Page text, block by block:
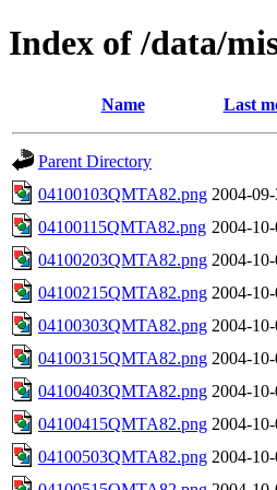
Index of /data/
Name Last
Parent Directory
04100103QMTA82.png 2004-
04100115QMTA82.png 2004-
04100203QMTA82.png 2004-
04100215QMTA82.png 2004-
04100303QMTA82.png 2004-
04100315QMTA82.png 2004-
04100403QMTA82.png 2004-
04100415QMTA82.png 2004-
04100503QMTA82.png 2004-